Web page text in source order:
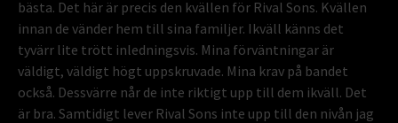
bästa. Det här är precis den kvällen för Rival Sons. Kvällen
innan de vänder hem till sina familjer. Ikväll känns det
tyvärr lite trött inledningsvis. Mina förväntningar är
väldigt, väldigt högt uppskruvade. Mina krav på bandet
också. Dessvärre når de inte riktigt upp till dem ikväll. Det
är bra. Samtidigt lever Rival Sons inte upp till den nivån jag